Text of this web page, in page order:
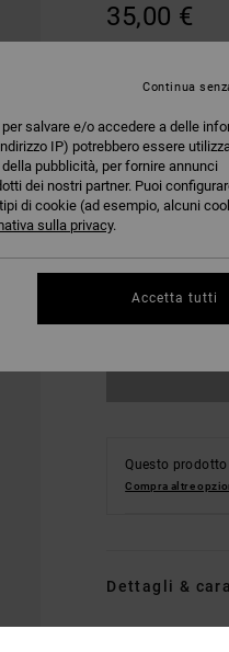
35,00 €
DOPPIA OFFERTA
Questo
Compra altre
Dettagli &
Cappellino
salvare e/o accedere a delle
IP) potrebbero essere
pubblicità, per fornire annunci
dei nostri partner. Puoi
di cookie (ad esempio, alcuni
sulla privacy.
Continua
Accetta tutti